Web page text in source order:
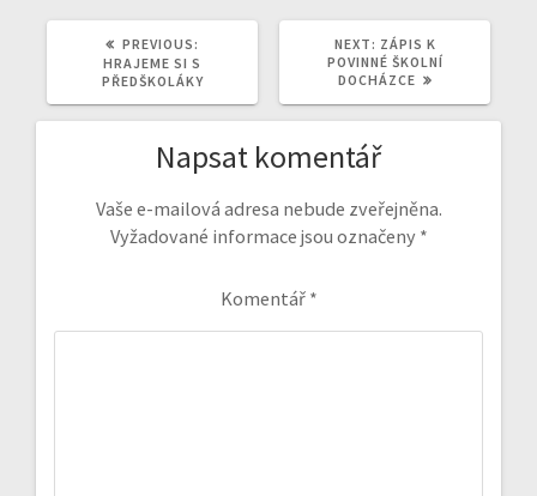
PREVIOUS:
POST:
HRAJEME SI S
PŘEDŠKOLÁKY
NEXT: NEXT
POST:
ZÁPIS K
POVINNÉ ŠKOLNÍ
DOCHÁZCE
Napsat komentář
Vaše e-mailová adresa nebude zveřejněna.
Vyžadované informace jsou označeny *
Komentář *